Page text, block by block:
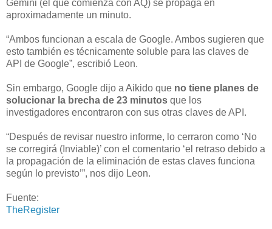
Gemini (el que comienza con AQ) se propaga en
aproximadamente un minuto.
“Ambos funcionan a escala de Google. Ambos sugieren que
esto también es técnicamente soluble para las claves de
API de Google”, escribió Leon.
Sin embargo, Google dijo a Aikido que no tiene planes de
solucionar la brecha de 23 minutos que los
investigadores encontraron con sus otras claves de API.
“Después de revisar nuestro informe, lo cerraron como ‘No
se corregirá (Inviable)’ con el comentario ‘el retraso debido a
la propagación de la eliminación de estas claves funciona
según lo previsto’”, nos dijo Leon.
Fuente:
TheRegister